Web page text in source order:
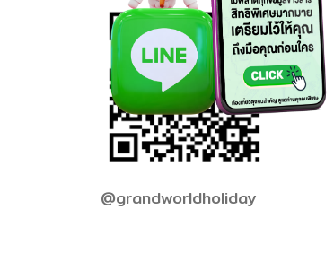
@grandworldholiday